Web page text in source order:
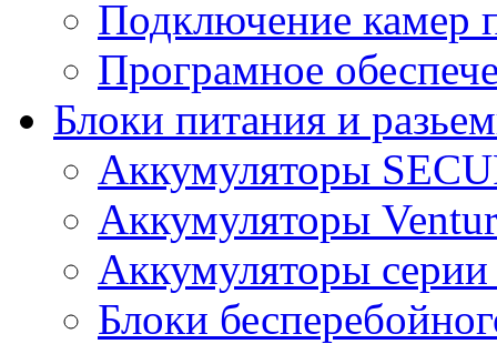
Подключение камер
Програмное
Блоки питания и
Аккумуляторы
Аккумуляторы
Аккумуляторы
Блоки